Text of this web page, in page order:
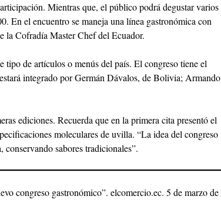
Mientras que, el público podrá degustar varios
En el encuentro se maneja una línea gastronómica con
la Cofradía Master Chef del Ecuador.
tipo de artículos o menús del país. El congreso tiene el
integrado por Germán Dávalos, de Bolivia; Armando
ediciones. Recuerda que en la primera cita presentó el
moleculares de uvilla. “La idea del congreso
sabores tradicionales”.
congreso gastronómico”. elcomercio.ec. 5 de marzo de